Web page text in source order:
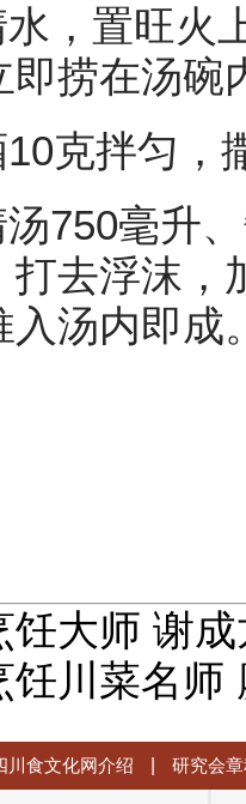
，置旺火
即捞在汤碗
克拌匀，
750毫升
打去浮沫，
入汤内即成
饪大师 谢
饪川菜名师
川食文化网介绍 研究会